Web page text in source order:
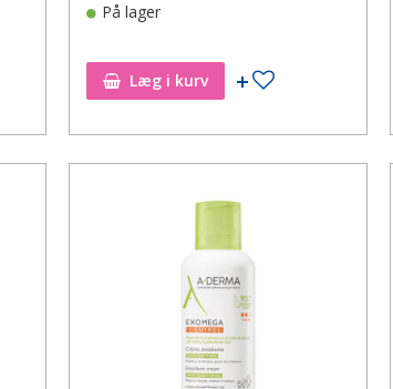
På lager
Læg i kurv Tilføj til